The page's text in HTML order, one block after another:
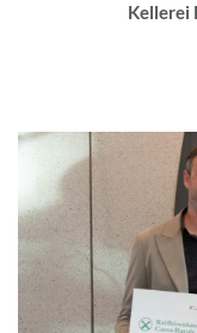
Kellerei